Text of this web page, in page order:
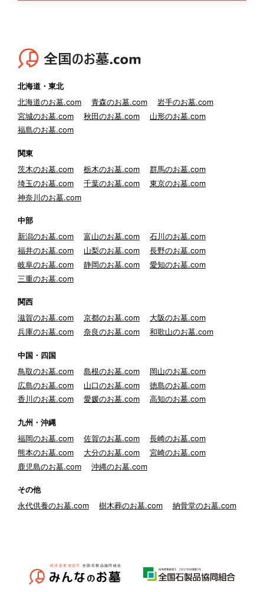
北海道・東北
北海道のお墓.com
青森のお墓.com
岩手のお墓.com
宮城のお墓.com
秋田のお墓.com
山形のお墓.com
福島のお墓.com
関東
茨木のお墓.com
栃木のお墓.com
群馬のお墓.com
埼玉のお墓.com
千葉のお墓.com
東京のお墓.com
神奈川のお墓.com
中部
新潟のお墓.com
富山のお墓.com
石川のお墓.com
福井のお墓.com
山梨のお墓.com
長野のお墓.com
岐阜のお墓.com
静岡のお墓.com
愛知のお墓.com
三重のお墓.com
関西
滋賀のお墓.com
京都のお墓.com
大阪のお墓.com
兵庫のお墓.com
奈良のお墓.com 和歌山のお墓.com
中国・四国
鳥取のお墓.com
島根のお墓.com
岡山のお墓.com
広島のお墓.com
山口のお墓.com
徳島のお墓.com
香川のお墓.com
愛媛のお墓.com 高知のお墓.com
九州・沖縄
福岡のお墓.com
佐賀のお墓.com
長崎のお墓.com
熊本のお墓.com
大分のお墓.com
宮崎のお墓.com
鹿児島のお墓.com
沖縄のお墓.com
その他
永代供養のお墓.com
樹木葬のお墓.com 納骨堂のお墓.com